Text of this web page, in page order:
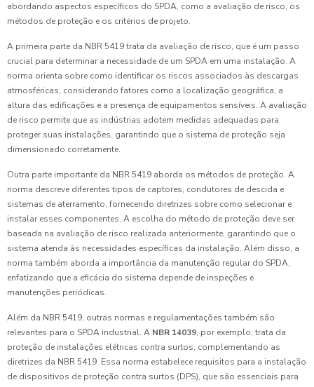
abordando aspectos específicos do SPDA, como a avaliação de risco, os
métodos de proteção e os critérios de projeto.
A primeira parte da NBR 5419 trata da avaliação de risco, que é um passo
crucial para determinar a necessidade de um SPDA em uma instalação. A
norma orienta sobre como identificar os riscos associados às descargas
atmosféricas, considerando fatores como a localização geográfica, a
altura das edificações e a presença de equipamentos sensíveis. A avaliação
de risco permite que as indústrias adotem medidas adequadas para
proteger suas instalações, garantindo que o sistema de proteção seja
dimensionado corretamente.
Outra parte importante da NBR 5419 aborda os métodos de proteção. A
norma descreve diferentes tipos de captores, condutores de descida e
sistemas de aterramento, fornecendo diretrizes sobre como selecionar e
instalar esses componentes. A escolha do método de proteção deve ser
baseada na avaliação de risco realizada anteriormente, garantindo que o
sistema atenda às necessidades específicas da instalação. Além disso, a
norma também aborda a importância da manutenção regular do SPDA,
enfatizando que a eficácia do sistema depende de inspeções e
manutenções periódicas.
Além da NBR 5419, outras normas e regulamentações também são
relevantes para o SPDA industrial. A NBR 14039, por exemplo, trata da
proteção de instalações elétricas contra surtos, complementando as
diretrizes da NBR 5419. Essa norma estabelece requisitos para a instalação
de dispositivos de proteção contra surtos (DPS), que são essenciais para